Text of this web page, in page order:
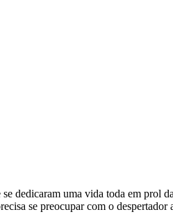
dedicaram uma vida toda em prol
se preocupar com o despertador